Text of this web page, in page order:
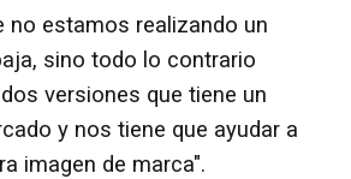
no estamos realizando un
sino todo lo contrario
versiones que tiene un
y nos tiene que ayudar a
imagen de marca".